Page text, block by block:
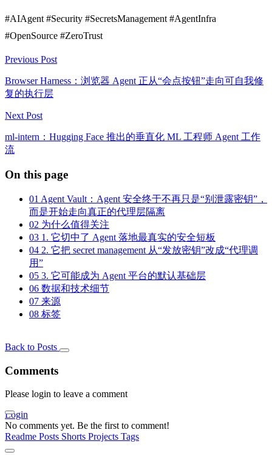
#AIAgent #Security #SecretsManagement #AgentInfra
#OpenSource #ZeroTrust
Previous Post
Browser Harness：浏览器 Agent 正从“会点按钮”走向可自我修
复的执行层
Next Post
ml-intern：Hugging Face 推出的垂直化 ML 工程师 Agent 工作
流
On this page
01 Agent Vault：Agent 安全终于不再只是“别泄露密钥”，
而是开始走向真正的代理层隔离
02 为什么值得关注
03 1. 它切中了 Agent 落地最真实的安全短板
04 2. 它把 secret management 从“发放密钥”改成“代理调
用”
05 3. 它可能成为 Agent 平台的默认基础层
06 数据和技术细节
07 来源
08 标签
Back to Posts
Comments
Please login to leave a comment
Login
No comments yet. Be the first to comment!
Readme Posts Shorts Projects Tags